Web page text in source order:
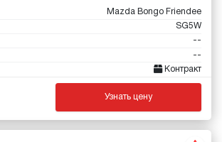
Mazda Bongo Friendee
SG5W
--
--
Контракт
Узнать цену